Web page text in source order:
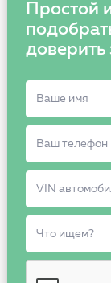
Простой